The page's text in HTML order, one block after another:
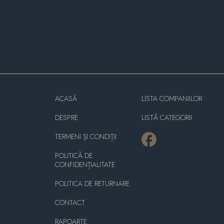
ACASĂ
DESPRE
TERMENI ȘI CONDIȚII
POLITICĂ DE
CONFIDENȚIALITATE
POLITICA DE RETURNARE
CONTACT
RAPOARTE
LISTA COMPANIILOR
LISTĂ CATEGORII